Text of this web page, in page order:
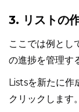
3. リストの
ここでは例とし
の進捗を管理す
Listsを新たに作
クリックします。